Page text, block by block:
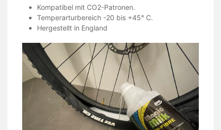
Kompatibel mit CO2-Patronen.
Temperarturbereich -20 bis +45° C.
Hergestellt in England